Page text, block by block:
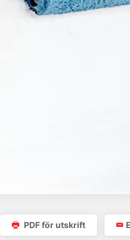
PDF för utskrift